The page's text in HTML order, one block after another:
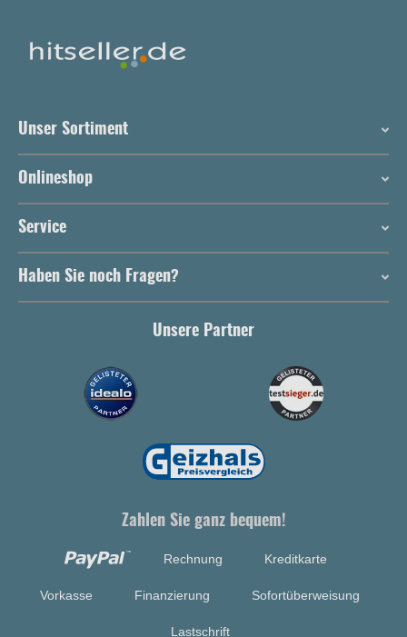
Unser Sortiment
Onlineshop
Service
Haben Sie noch Fragen?
Unsere Partner
Zahlen Sie ganz bequem!
Rechnung Kreditkarte
Vorkasse Finanzierung Sofortüberweisung
Lastschrift